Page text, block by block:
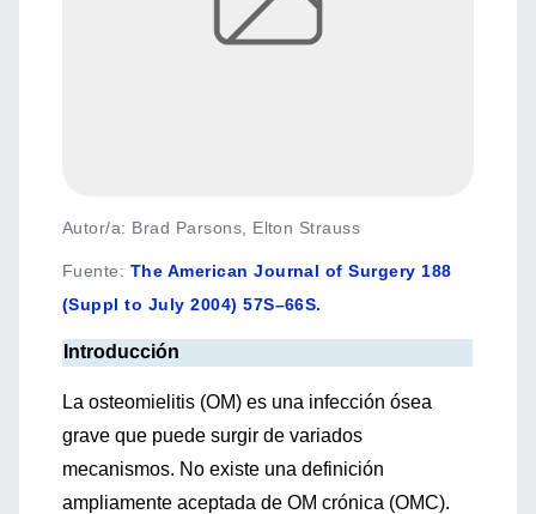
Autor/a: Brad Parsons, Elton Strauss
Fuente: The American Journal of Surgery 188
(Suppl to July 2004) 57S–66S.
Introducción
La osteomielitis (OM) es una infección ósea
grave que puede surgir de variados
mecanismos. No existe una definición
ampliamente aceptada de OM crónica (OMC).